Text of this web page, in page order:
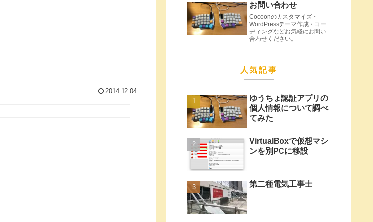
2014.12.04
お問い合わせ
Cocoonのカスタマイズ・
WordPressテーマ作成・コー
ディングなどお気軽にお問い
合わせください。
人気記事
ゆうちょ認証アプリの
個人情報について調べ
てみた
VirtualBoxで仮想マシ
ンを別PCに移設
第二種電気工事士